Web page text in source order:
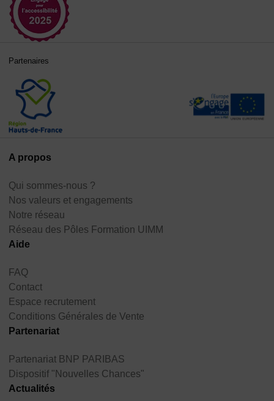
A propos
Qui sommes-nous ?
Nos valeurs et engagements
Notre réseau
Réseau des Pôles Formation UIMM
Aide
FAQ
Contact
Espace recrutement
Conditions Générales de Vente
Partenariat
Partenariat BNP PARIBAS
Dispositif "Nouvelles Chances"
Actualités
Partenaires